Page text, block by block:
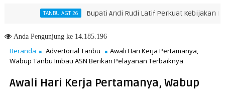
TANBU AGT 26 Bupati Andi Rudi Latif Perkuat Kebijakan
Masa Depan yang Lebih Hijau dan Gemilang
AndaPengunjung ke 14.185.196
Beranda Advertorial Tanbu
Awali Hari Kerja Pertamanya,
Wabup Tanbu Imbau ASN Berikan Pelayanan Terbaiknya
Awali Hari Kerja Pertamanya, Wabup